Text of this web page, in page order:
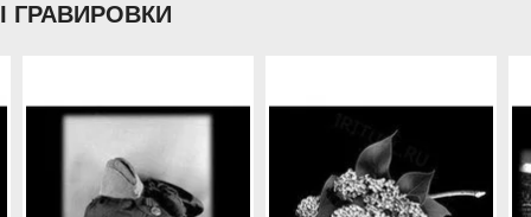
ГРАВИРОВКИ